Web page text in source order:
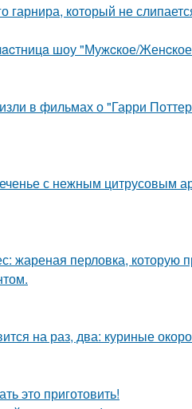
гарнира, который не
шоу "Мужcкое/
в фильмах о "Гарри
с нежным цитрусовым
жареная перловка, которую
на раз, два: куриные
это приготовить!